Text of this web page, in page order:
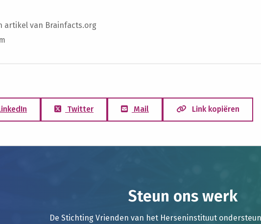
artikel van Brainfacts.org
Twitter Mail Link kopiëren
Steun ons werk
De Stichting Vrienden van het Herseninstituut